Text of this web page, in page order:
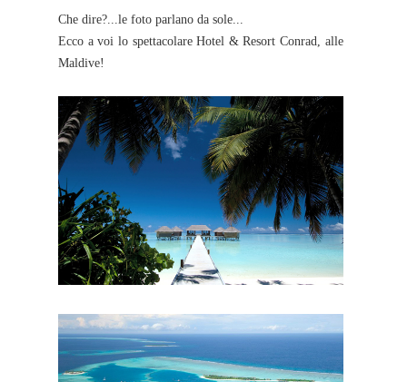
Che dire?...le foto parlano da sole...
Ecco a voi lo spettacolare Hotel & Resort Conrad, alle
Maldive!